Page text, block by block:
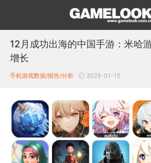
12月成功出海的中国手游：米哈
增长
手机游戏数据/报告/分析 2025-01-15